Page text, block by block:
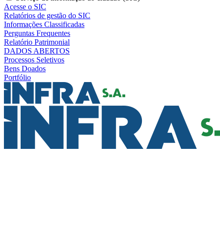
Acesse o SIC
Relatórios de gestão do SIC
Informações Classificadas
Perguntas Frequentes
Relatório Patrimonial
DADOS ABERTOS
Processos Seletivos
Bens Doados
Portfólio